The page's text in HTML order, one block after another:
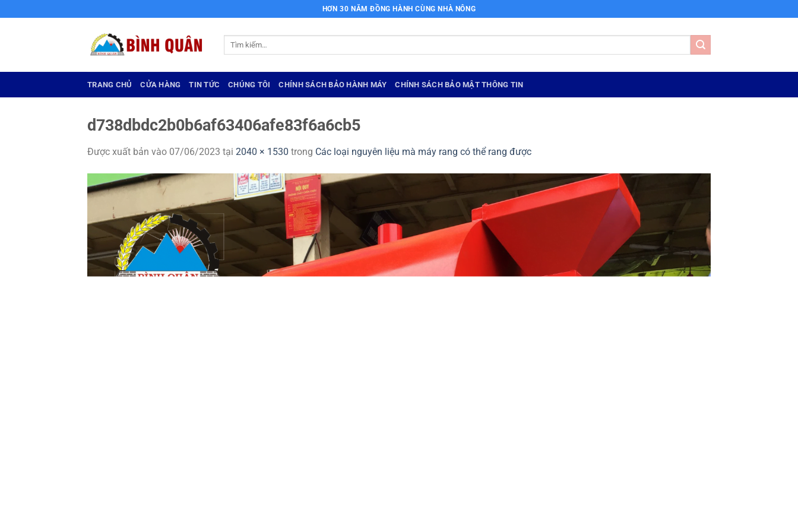
qua
HƠN 30 NĂM ĐỒNG HÀNH CÙNG NHÀ NÔNG
TRANG CHỦ CỬA HÀNG TIN TỨC CHÚNG TÔI CHÍNH SÁCH BẢO HÀNH MÁY CHÍNH SÁCH BẢO MẬT THÔNG TIN
d738dbdc2b0b6af63406afe83f6a6cb5
Được xuất bản vào 07/06/2023 tại 2040 × 1530 trong Các loại nguyên liệu mà máy rang có thể rang được